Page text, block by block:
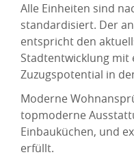
Alle Einheiten sind
standardisiert. Der
entspricht den
Stadtentwicklung mit
Zuzugspotential in
Moderne
topmoderne
Einbauküchen, und
erfüllt.